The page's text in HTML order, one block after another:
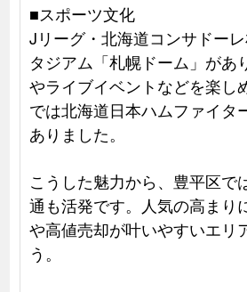
■スポーツ文化
Jリーグ・北海道コンサドー
タジアム「札幌ドーム」があ
やライブイベントなどを楽し
では北海道日本ハムファイタ
ありました。
こうした魅力から、豊平区で
通も活発です。人気の高まり
や高値売却が叶いやすいエリ
う。